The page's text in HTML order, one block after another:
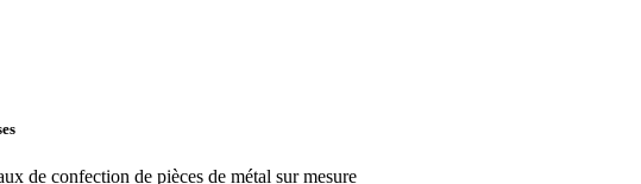
de confection de pièces de métal sur mesure